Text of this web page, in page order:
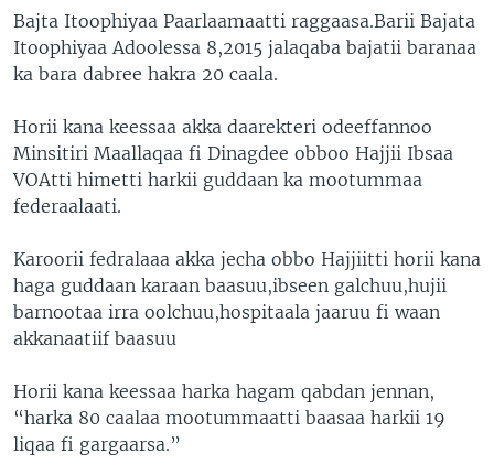
Bajta Itoophiyaa Paarlaamaatti raggaasa.Barii Bajata
Itoophiyaa Adoolessa 8,2015 jalaqaba bajatii baranaa
ka bara dabree hakra 20 caala.
Horii kana keessaa akka daarekteri odeeffannoo
Minsitiri Maallaqaa fi Dinagdee obboo Hajjii Ibsaa
VOAtti himetti harkii guddaan ka mootummaa
federaalaati.
Karoorii fedralaaa akka jecha obbo Hajjiitti horii kana
haga guddaan karaan baasuu,ibseen galchuu,hujii
barnootaa irra oolchuu,hospitaala jaaruu fi waan
akkanaatiif baasuu
Horii kana keessaa harka hagam qabdan jennan,
“harka 80 caalaa mootummaatti baasaa harkii 19
liqaa fi gargaarsa.”